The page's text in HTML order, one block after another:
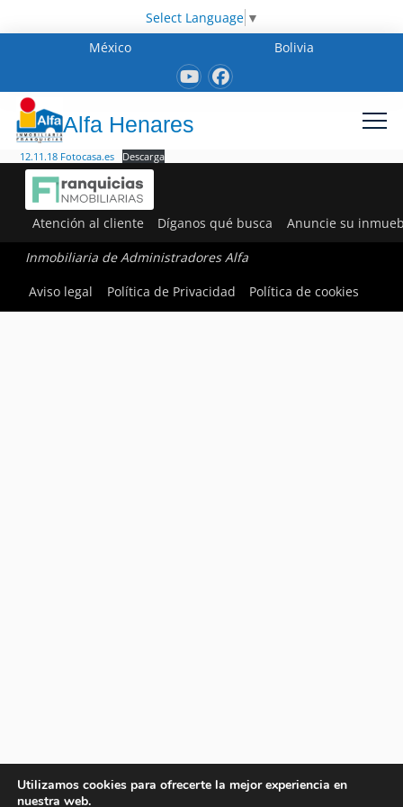
Select Language ▼
México
Bolivia
Alfa Henares
12.11.18 Fotocasa.es Descarga
Atención al cliente Díganos qué busca Anuncie su
Inmobiliaria de Administradores Alfa
Aviso legal
Política de Privacidad Política de cookies
Utilizamos cookies para ofrecerte la mejor experiencia en
nuestra web.